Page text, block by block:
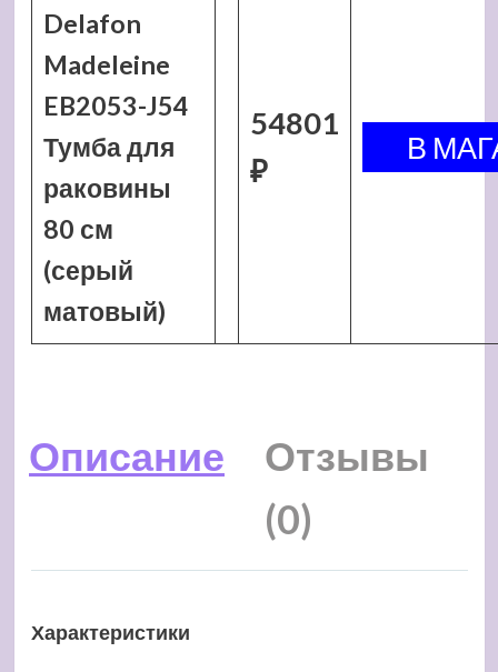
Delafon
Madeleine
EB2053-J54
Тумба для
раковины
80 см
(серый
матовый)
54801
₽
Описание
Отзывы
(0)
Характеристики